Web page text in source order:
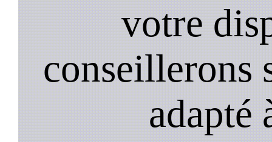
votre
conseillerons
adapté